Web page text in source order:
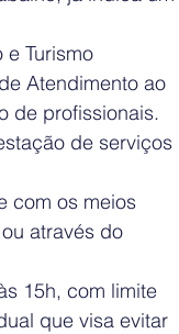
Turismo
Atendimento ao
de profissionais.
de serviços
com os meios
através do
15h, com limite
que visa evitar